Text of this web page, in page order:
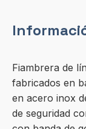
Fiambrera de
fabricados en
en acero inox
de seguridad